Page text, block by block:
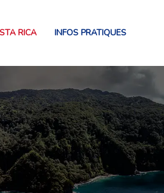
RICA INFOS PRATIQUES